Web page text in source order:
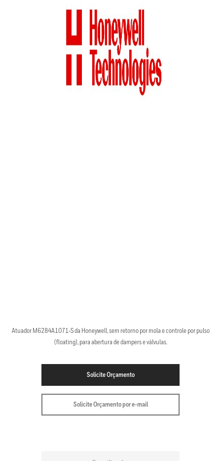
Atuador M6284A1071-S da Honeywell, sem retorno por mola e controle por pulso
(floating), para abertura de dampers e válvulas.
Solicite Orçamento
Solicite Orçamento por e-mail